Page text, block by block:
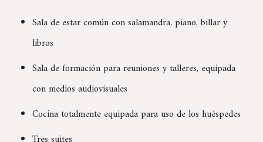
Sala de estar común con salamandra, piano, billar y
libros
Sala de formación para reuniones y talleres, equipada
con medios audiovisuales
Cocina totalmente equipada para uso de los huéspedes